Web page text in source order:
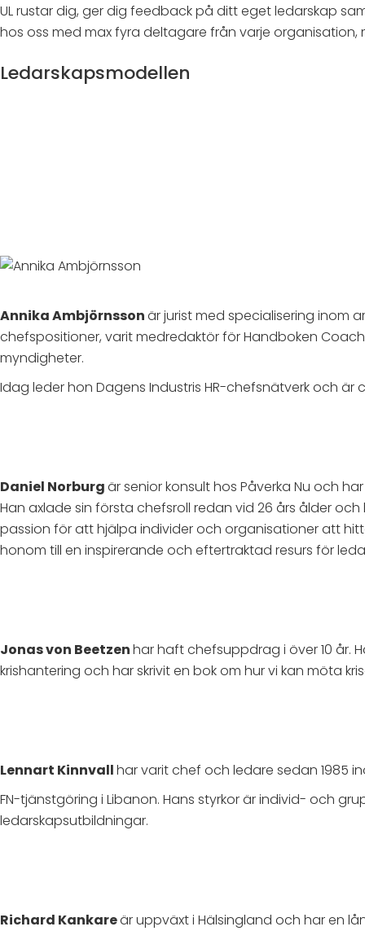
UL rustar dig, ger dig feedback på ditt eget ledarskap
hos oss med max fyra deltagare från varje
Ledarskapsmodellen
Annika Ambjörnssonär jurist med specialisering inom
chefspositioner, varit medredaktör för Handboken
myndigheter.
Idag leder hon Dagens Industris HR-chefsnätverk och är
Daniel Norburgär senior konsult hos Påverka Nu och
Han axlade sin första chefsroll redan vid 26 års ålder
passion för att hjälpa individer och organisationer att
honom till en inspirerande och eftertraktad resurs för
Jonas von Beetzenhar haft chefsuppdrag i över 10 år.
krishantering och har skrivit en bok om hur vi kan möta
Lennart Kinnvallhar varit chef och ledare sedan 1985
FN-tjänstgöring i Libanon. Hans styrkor är individ- och
ledarskapsutbildningar.
Richard Kankareär uppväxt i Hälsingland och har en